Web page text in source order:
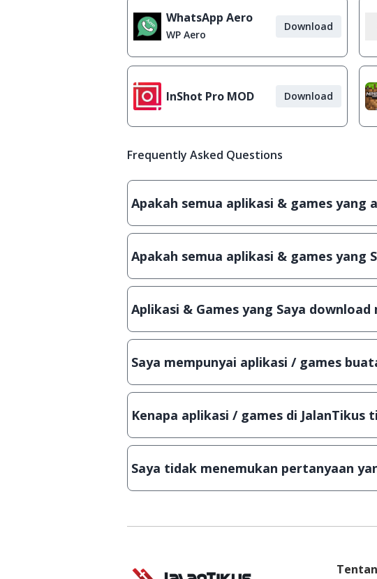
WhatsApp Aero
WP Aero
Download
InShot Pro MOD Download
Frequently Asked Questions
Apakah semua aplikasi & games yang
Ya, JalanTikus hanya membagikan aplikasi
Apakah semua aplikasi & games yang
Ya, JalanTikus selalu melakukan scanning
Aplikasi & Games yang Saya
Meskipun dibagikan secara gratis, namun
Saya mempunyai aplikasi / games
Tentu saja bisa. Silahkan kirim email ke
Kenapa aplikasi / games di JalanTikus
Demi menjaga kualitas aplikasi dan games
Saya tidak menemukan pertanyaan
Kami dengan senang hati menjawab setiap